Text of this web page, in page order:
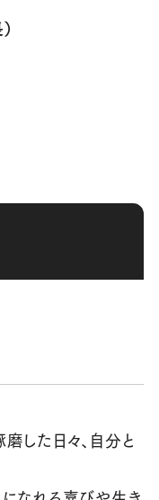
した日々、自分と